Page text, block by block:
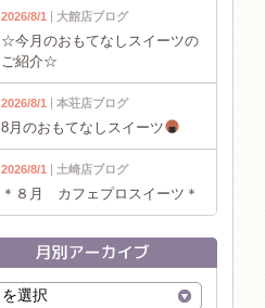
2026/8/1 大館店ブログ
☆今月のおもてなしスイーツの
ご紹介☆
2026/8/1 本荘店ブログ
8月のおもてなしスイーツ
2026/8/1 土崎店ブログ
＊８月 カフェプロスイーツ＊